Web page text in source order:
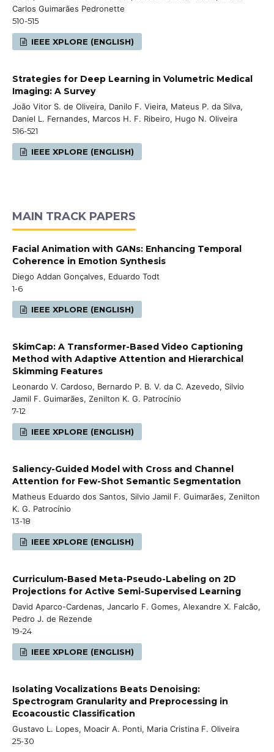
Carlos Guimarães Pedronette
510-515
IEEE XPLORE (ENGLISH)
Strategies for Deep Learning in Volumetric Medical
Imaging: A Survey
João Vitor S. de Oliveira, Danilo F. Vieira, Mateus P. da Silva,
Daniel L. Fernandes, Marcos H. F. Ribeiro, Hugo N. Oliveira
516-521
IEEE XPLORE (ENGLISH)
MAIN TRACK PAPERS
Facial Animation with GANs: Enhancing Temporal
Coherence in Emotion Synthesis
Diego Addan Gonçalves, Eduardo Todt
1-6
IEEE XPLORE (ENGLISH)
SkimCap: A Transformer-Based Video Captioning
Method with Adaptive Attention and Hierarchical
Skimming Features
Leonardo V. Cardoso, Bernardo P. B. V. da C. Azevedo, Silvio
Jamil F. Guimarães, Zenilton K. G. Patrocínio
7-12
IEEE XPLORE (ENGLISH)
Saliency-Guided Model with Cross and Channel
Attention for Few-Shot Semantic Segmentation
Matheus Eduardo dos Santos, Silvio Jamil F. Guimarães, Zenilton
K. G. Patrocínio
13-18
IEEE XPLORE (ENGLISH)
Curriculum-Based Meta-Pseudo-Labeling on 2D
Projections for Active Semi-Supervised Learning
David Aparco-Cardenas, Jancarlo F. Gomes, Alexandre X. Falcão,
Pedro J. de Rezende
19-24
IEEE XPLORE (ENGLISH)
Isolating Vocalizations Beats Denoising:
Spectrogram Granularity and Preprocessing in
Ecoacoustic Classification
Gustavo L. Lopes, Moacir A. Ponti, Maria Cristina F. Oliveira
25-30